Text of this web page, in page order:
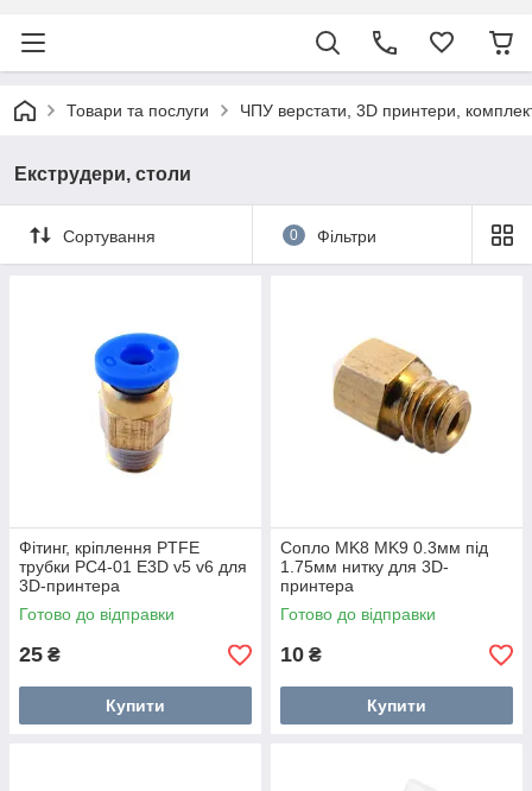
Товари та послуги ЧПУ верстати, 3D принтери,
Екструдери, столи
Сортування 0 Фільтри
Фітинг, кріплення PTFE
трубки PC4-01 E3D v5 v6 для
3D-принтера
Готово до відправки
25 ₴
Купити
Сопло MK8 MK9 0.3мм під
1.75мм нитку для 3D-
принтера
Готово до відправки
10 ₴
Купити